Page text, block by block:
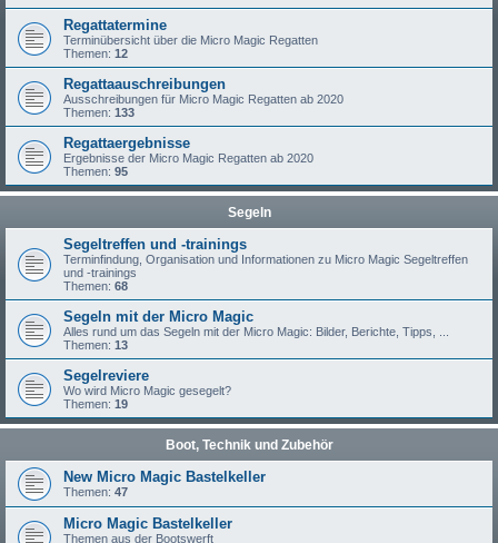
Regattatermine
Terminübersicht über die Micro Magic Regatten
Themen: 12
Regattaauschreibungen
Ausschreibungen für Micro Magic Regatten ab 2020
Themen: 133
Regattaergebnisse
Ergebnisse der Micro Magic Regatten ab 2020
Themen: 95
Segeln
Segeltreffen und -trainings
Terminfindung, Organisation und Informationen zu Micro Magic Segeltreffen
und -trainings
Themen: 68
Segeln mit der Micro Magic
Alles rund um das Segeln mit der Micro Magic: Bilder, Berichte, Tipps, ...
Themen: 13
Segelreviere
Wo wird Micro Magic gesegelt?
Themen: 19
Boot, Technik und Zubehör
New Micro Magic Bastelkeller
Themen: 47
Micro Magic Bastelkeller
Themen aus der Bootswerft